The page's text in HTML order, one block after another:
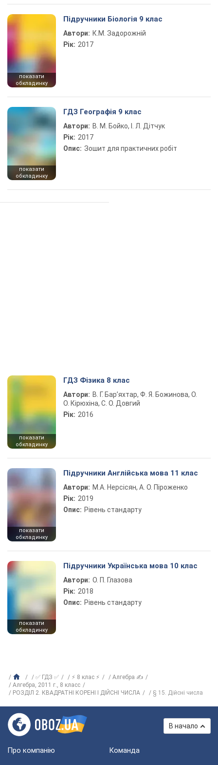
показати
обкладинку
Підручники Біологія 9 клас
Автори: К.М. Задорожній
Рік: 2017
показати
обкладинку
ГДЗ Географія 9 клас
Автори: В. М. Бойко, І. Л. Дітчук
Рік: 2017
Опис: Зошит для практичних робіт
показати
обкладинку
ГДЗ Фізика 8 клас
Автори: В. Г. Бар’яхтар, Ф. Я. Божинова, О.
О. Кірюхіна, С. О. Довгий
Рік: 2016
показати
обкладинку
Підручники Англійська мова 11 клас
Автори: М.А. Нерсісян, А. О. Піроженко
Рік: 2019
Опис: Рівень стандарту
показати
обкладинку
Підручники Українська мова 10 клас
Автори: О. П. Глазова
Рік: 2018
Опис: Рівень стандарту
✅ ГДЗ ✅ ⚡ 8 клас ⚡
Алгебра ✍
Алгебра, 2011 г., 8 класс
РОЗДІЛ 2. КВАДРАТНІ КОРЕНІ І ДІЙСНІ ЧИСЛА
§ 15. Дійсні числа
В начало
Про компанію Команда